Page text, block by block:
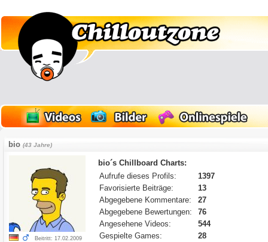
bio(43 Jahre)
Beitritt: 17.02.2009
bio´s Chillboard Charts:
Aufrufe dieses Profils:
1397
Favorisierte Beiträge:
13
Abgegebene Kommentare:
27
Abgegebene Bewertungen:
76
Angesehene Videos:
544
Gespielte Games:
28